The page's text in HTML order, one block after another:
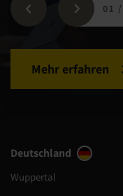
01 /
Mehr erfahren
Deutschland
Wuppertal